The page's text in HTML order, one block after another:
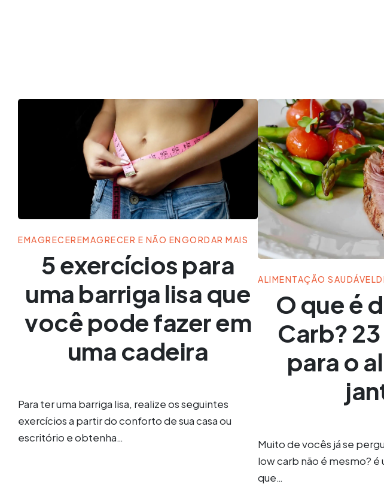
EMAGRECEREMAGRECER E NÃO ENGORDAR MAIS
5 exercícios para
uma barriga lisa que
você pode fazer em
uma cadeira
Para ter uma barriga lisa, realize os seguintes
exercícios a partir do conforto de sua casa ou
escritório e obtenha…
ALIMENTAÇÃO SAUDÁVEL
O que é
Carb?
para o
Muito de vocês já se
low carb não é mesmo?
que…